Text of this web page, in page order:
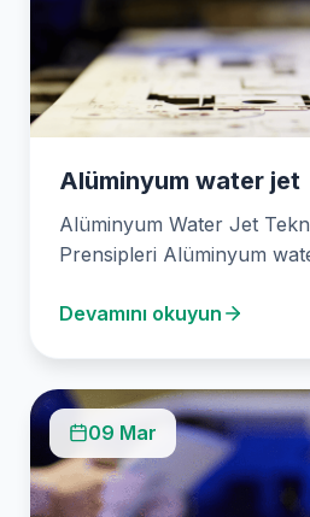
Alüminyum water jet
Alüminyum Water Jet
Prensipleri Alüminyum
Devamını okuyun
09 Mar